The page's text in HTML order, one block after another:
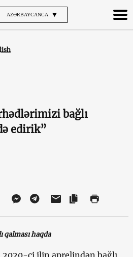
AZƏRBAYCANCA
bağlı
edirik”
qalması haqda
ci ilin aprelindən bağlı